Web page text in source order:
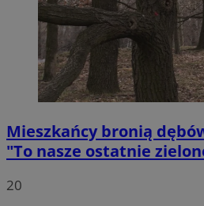
Mieszkańcy bronią
"To nasze ostatnie
20